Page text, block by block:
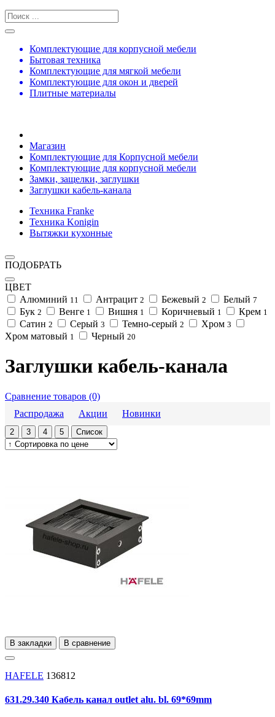
Комплектующие для корпусной мебели
Бытовая техника
Комплектующие для мягкой мебели
Комплектующие для окон и дверей
Плитные материалы
Магазин
Комплектующие для Корпусной мебели
Комплектующие для корпусной мебели
Замки, защелки, заглушки
Заглушки кабель-канала
Техника Franke
Техника Konigin
Вытяжки кухонные
ПОДОБРАТЬ
ЦВЕТ
Алюминий 11 Антрацит 2 Бежевый 2 Белый 7
Бук 2 Венге 1 Вишня 1 Коричневый 1 Крем 1
Сатин 2 Серый 3 Темно-серый 2 Хром 3
Хром матовый 1 Черный 20
Заглушки кабель-канала
Сравнение товаров (0)
Распродажа
Акции Новинки
2 3 4 5 Список
В закладки В сравнение
HAFELE 136812
631.29.340 Кабель канал outlet alu. bl. 69*69mm